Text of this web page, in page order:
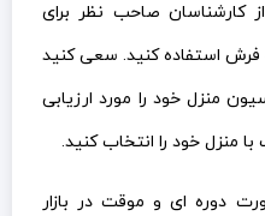
کارشناسان صاحب نظر برای
استفاده کنید. سعی کنید
منزل خود را مورد ارزیابی
منزل خود را انتخاب کنید.
دوره ای و موقت در بازار